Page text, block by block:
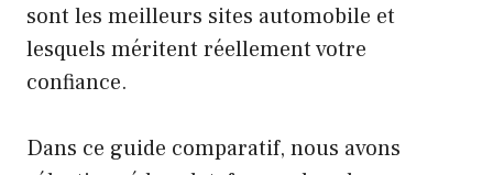
sont les meilleurs sites automobile et
lesquels méritent réellement votre
confiance.
Dans ce guide comparatif, nous avons